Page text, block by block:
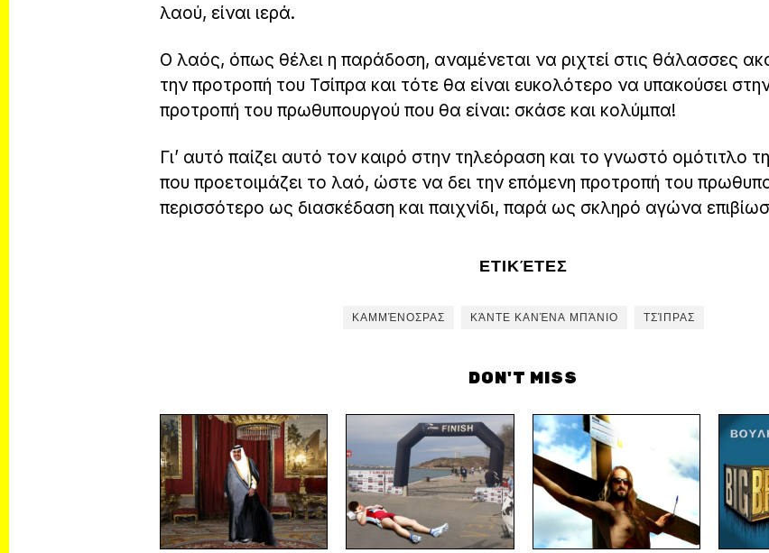
λαού, είναι ιερά.
Ο λαός, όπως θέλει η παράδοση, αναμένεται να ριχτεί στις θάλασσες
την προτροπή του Τσίπρα και τότε θα είναι ευκολότερο να υπακούσει
προτροπή του πρωθυπουργού που θα είναι: σκάσε και κολύμπα!
Γι’ αυτό παίζει αυτό τον καιρό στην τηλεόραση και το γνωστό ομότιτλο
που προετοιμάζει το λαό, ώστε να δει την επόμενη προτροπή του
περισσότερο ως διασκέδαση και παιχνίδι, παρά ως σκληρό αγώνα
ΕΤΙΚΈΤΕΣ
ΚΑΜΜΈΝΟΣΡΑΣ ΚΆΝΤΕ ΚΑΝΈΝΑ ΜΠΆΝΙΟ ΤΣΊΠΡΑΣ
DON'T MISS